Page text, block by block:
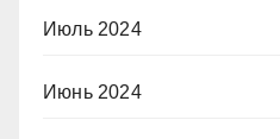
Июль 2024
Июнь 2024